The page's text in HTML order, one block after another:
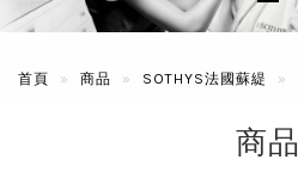
首頁 商品 SOTHYS法國蘇緹
商品